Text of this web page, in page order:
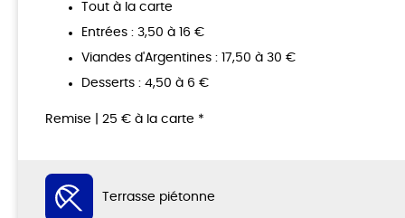
Tout à la carte
Entrées : 3,50 à 16 €
Viandes d'Argentines : 17,50 à 30 €
Desserts : 4,50 à 6 €
Remise | 25 € à la carte *
Terrasse piétonne